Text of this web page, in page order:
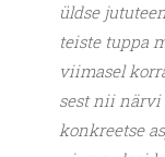
üldse
teiste tuppa
viimasel
sest nii närvi
konkreetse